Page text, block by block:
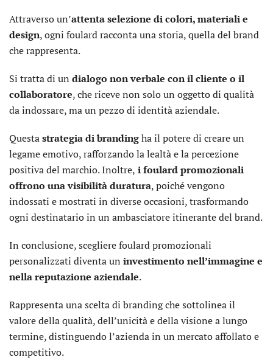
Attraverso un’attenta selezione di colori, materiali e
design, ogni foulard racconta una storia, quella del brand
che rappresenta.
Si tratta di un dialogo non verbale con il cliente o il
collaboratore, che riceve non solo un oggetto di qualità
da indossare, ma un pezzo di identità aziendale.
Questastrategia di brandingha il potere di creare un
legame emotivo, rafforzando la lealtà e la percezione
positiva del marchio. Inoltre, i foulard promozionali
offrono una visibilità duratura, poiché vengono
indossati e mostrati in diverse occasioni, trasformando
ogni destinatario in un ambasciatore itinerante del brand.
In conclusione, scegliere foulard promozionali
personalizzati diventa un investimento nell’immagine e
nella reputazione aziendale.
Rappresenta una scelta di branding che sottolinea il
valore della qualità, dell’unicità e della visione a lungo
termine, distinguendo l’azienda in un mercato affollato e
competitivo.